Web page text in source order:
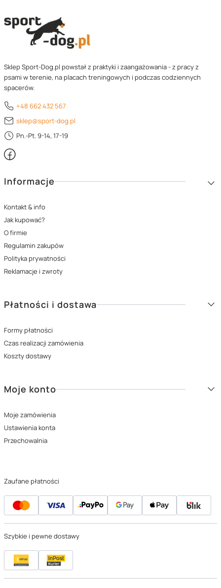
Sklep Sport-Dog.pl powstał z praktyki i zaangażowania - z pracy z
psami w terenie, na placach treningowych i podczas codziennych
spacerów.
+48 662 432 567
sklep@sport-dog.pl
Pn.-Pt. 9-14, 17-19
Linki w stopce
Informacje
Kontakt & info
Jak kupować?
O firmie
Regulamin zakupów
Polityka prywatności
Reklamacje i zwroty
Płatności i dostawa
Formy płatności
Czas realizacji zamówienia
Koszty dostawy
Moje konto
Moje zamówienia
Ustawienia konta
Przechowalnia
Zaufane płatności
Szybkie i pewne dostawy